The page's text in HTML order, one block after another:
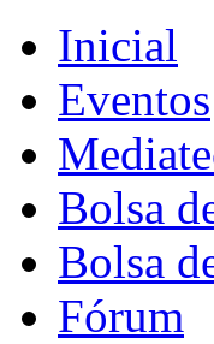
Inicial
Eventos
Bolsa
Bolsa
Fórum